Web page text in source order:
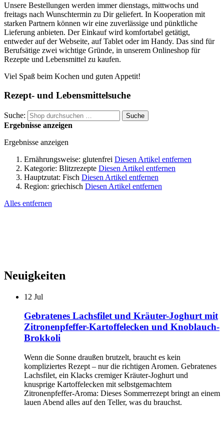
Unsere Bestellungen werden immer dienstags, mittwochs und
freitags nach Wunschtermin zu Dir geliefert. In Kooperation mit
starken Partnern können wir eine zuverlässige und pünktliche
Lieferung anbieten. Der Einkauf wird komfortabel getätigt,
entweder auf der Webseite, auf Tablet oder im Handy. Das sind für
Berufsätige zwei wichtige Gründe, in unserem Onlineshop für
Rezepte und Lebensmittel zu kaufen.
Viel Spaß beim Kochen und guten Appetit!
Rezept- und Lebensmittelsuche
Suche: Suche
Ergebnisse anzeigen
Ergebnisse anzeigen
Ernährungsweise: glutenfrei Diesen Artikel entfernen
Kategorie: Blitzrezepte Diesen Artikel entfernen
Hauptzutat: Fisch Diesen Artikel entfernen
Region: griechisch Diesen Artikel entfernen
Alles entfernen
Neuigkeiten
12 Jul
Gebratenes Lachsfilet und Kräuter-Joghurt mit
Zitronenpfeffer-Kartoffelecken und Knoblauch-
Brokkoli
Wenn die Sonne draußen brutzelt, braucht es kein
kompliziertes Rezept – nur die richtigen Aromen. Gebratenes
Lachsfilet, ein Klacks cremiger Kräuter-Joghurt und
knusprige Kartoffelecken mit selbstgemachtem
Zitronenpfeffer-Aroma: Dieses Sommerrezept bringt an einem
lauen Abend alles auf den Teller, was du brauchst.